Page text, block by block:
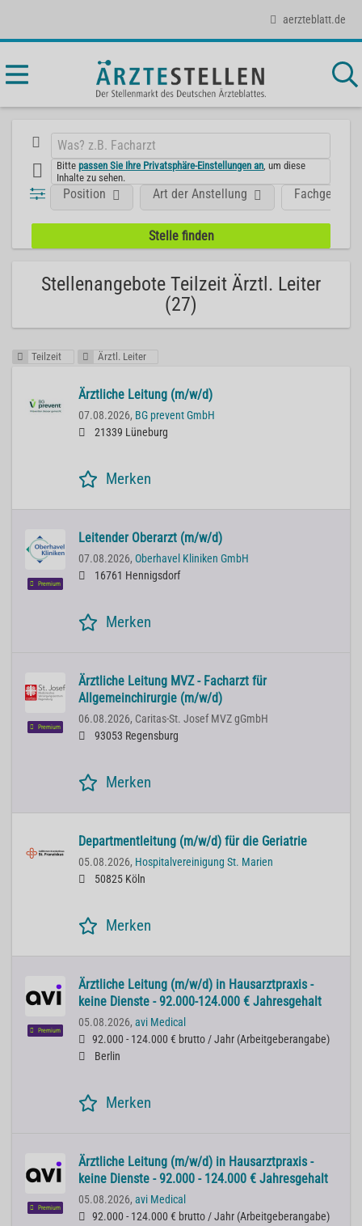
aerzteblatt.de
Bittepassen Sie Ihre Privatsphäre-Einstellungen an , um diese
Inhalte zu sehen.
Position Fachgebiet
Art der Anstellung
Stellenangebote Teilzeit Ärztl. Leiter
(27)
Teilzeit Ärztl. Leiter
Ärztliche Leitung (m/w/d)
07.08.2026, BG prevent GmbH
21339 Lüneburg
Merken
Premium
Leitender Oberarzt (m/w/d)
07.08.2026, Oberhavel Kliniken GmbH
16761 Hennigsdorf
Merken
Premium
Ärztliche Leitung MVZ - Facharzt für
Allgemeinchirurgie (m/w/d)
06.08.2026, Caritas-St. Josef MVZ gGmbH
93053 Regensburg
Merken
Departmentleitung (m/w/d) für die Geriatrie
05.08.2026, Hospitalvereinigung St. Marien
50825 Köln
Merken
Premium
Ärztliche Leitung (m/w/d) in Hausarztpraxis -
keine Dienste - 92.000-124.000 € Jahresgehalt
05.08.2026, avi Medical
92.000 - 124.000 € brutto / Jahr (Arbeitgeberangabe)
Berlin
Merken
Premium
Ärztliche Leitung (m/w/d) in Hausarztpraxis -
keine Dienste - 92.000 - 124.000 € Jahresgehalt
05.08.2026, avi Medical
92.000 - 124.000 € brutto / Jahr (Arbeitgeberangabe)